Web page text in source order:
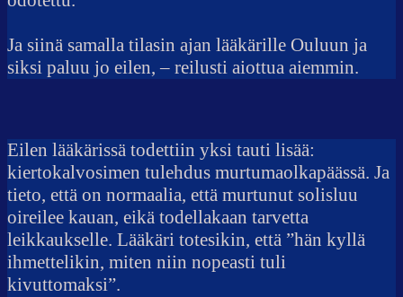
Ja siinä samalla tilasin ajan lääkärille Ouluun ja
siksi paluu jo eilen, – reilusti aiottua aiemmin.
Eilen lääkärissä todettiin yksi tauti lisää:
kiertokalvosimen tulehdus murtumaolkapäässä. Ja
tieto, että on normaalia, että murtunut solisluu
oireilee kauan, eikä todellakaan tarvetta
leikkaukselle. Lääkäri totesikin, että ”hän kyllä
ihmettelikin, miten niin nopeasti tuli
kivuttomaksi”.